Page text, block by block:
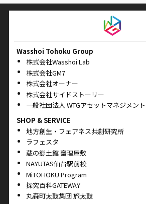
Wasshoi Tohoku Group
株式会社Wasshoi Lab
株式会社GM7
株式会社オーナー
株式会社サイドストーリー
一般社団法人 WTGアセットマネジメント
SHOP & SERVICE
地方創生・フェアネス共創研究所
ラフェスタ
蔵の郷土館 齋理屋敷
NAYUTAS仙台駅前校
MiTOHOKU Program
探究百科GATEWAY
丸森町太鼓集団 旅太鼓